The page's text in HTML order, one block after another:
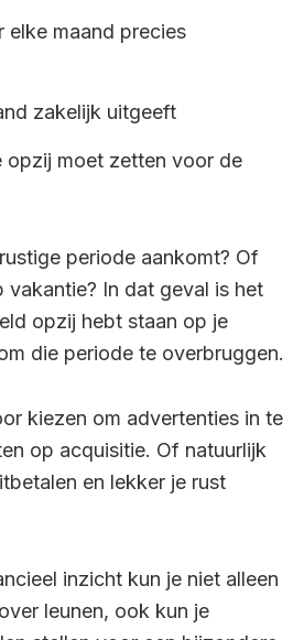
elke maand precies
zakelijk uitgeeft
opzij moet zetten voor de
periode aankomt? Of
vakantie? In dat geval is het
opzij hebt staan op je
die periode te overbruggen.
kiezen om advertenties in te
op acquisitie. Of natuurlijk
en lekker je rust
inzicht kun je niet alleen
leunen, ook kun je